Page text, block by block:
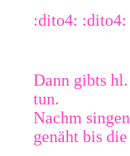
:dito4: :dito4:
Dann gibts
tun.
Nachm
genäht bis